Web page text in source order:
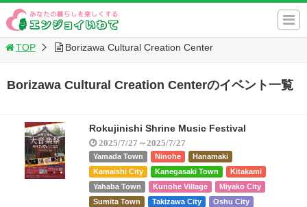
TOP Borizawa Cultural Creation Center
Borizawa Cultural Creation Centerのイベント一覧
Rokujinishi Shrine Music Festival
2025/7/27～2025/7/27
Yamada Town Ninohe
Hanamaki
Kamaishi City
Kanegasaki Town
Kitakami
Yahaba Town
Kunohe Village
Miyako City
Sumita Town
Takizawa City
Oshu City